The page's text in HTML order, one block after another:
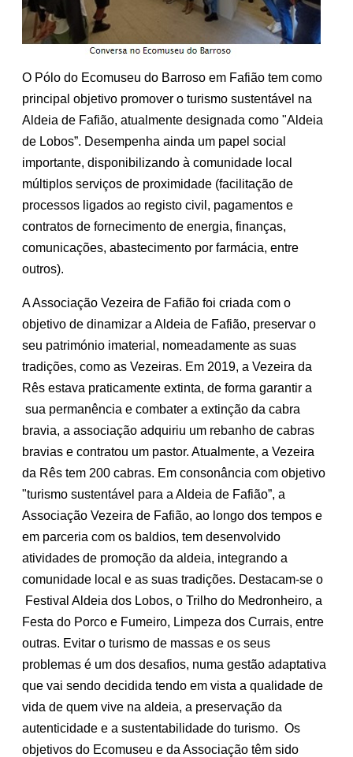
O Pólo do Ecomuseu do Barroso em Fafião tem como
principal objetivo promover o turismo sustentável na
Aldeia de Fafião, atualmente designada como "Aldeia
de Lobos”. Desempenha ainda um papel social
importante, disponibilizando à comunidade local
múltiplos serviços de proximidade (facilitação de
processos ligados ao registo civil, pagamentos e
contratos de fornecimento de energia, finanças,
comunicações, abastecimento por farmácia, entre
outros).
A Associação Vezeira de Fafião foi criada com o
objetivo de dinamizar a Aldeia de Fafião, preservar o
seu património imaterial, nomeadamente as suas
tradições, como as Vezeiras. Em 2019, a Vezeira da
Rês estava praticamente extinta, de forma garantir a
sua permanência e combater a extinção da cabra
bravia, a associação adquiriu um rebanho de cabras
bravias e contratou um pastor. Atualmente, a Vezeira
da Rês tem 200 cabras. Em consonância com objetivo
"turismo sustentável para a Aldeia de Fafião”, a
Associação Vezeira de Fafião, ao longo dos tempos e
em parceria com os baldios, tem desenvolvido
atividades de promoção da aldeia, integrando a
comunidade local e as suas tradições. Destacam-se o
Festival Aldeia dos Lobos, o Trilho do Medronheiro, a
Festa do Porco e Fumeiro, Limpeza dos Currais, entre
outras. Evitar o turismo de massas e os seus
problemas é um dos desafios, numa gestão adaptativa
que vai sendo decidida tendo em vista a qualidade de
vida de quem vive na aldeia, a preservação da
autenticidade e a sustentabilidade do turismo. Os
objetivos do Ecomuseu e da Associação têm sido